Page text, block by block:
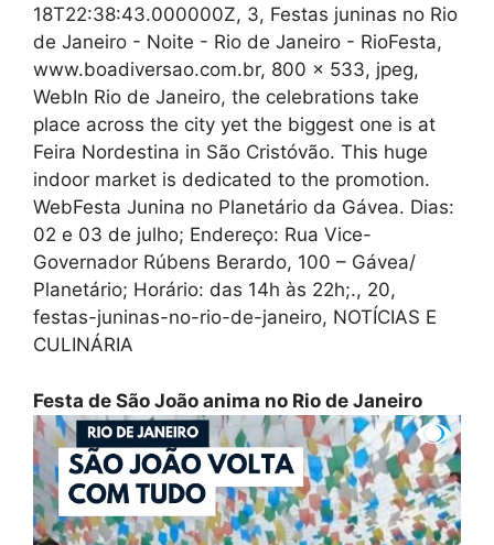
18T22:38:43.000000Z, 3, Festas juninas no Rio
de Janeiro - Noite - Rio de Janeiro - RioFesta,
www.boadiversao.com.br, 800 x 533, jpeg,
WebIn Rio de Janeiro, the celebrations take
place across the city yet the biggest one is at
Feira Nordestina in São Cristóvão. This huge
indoor market is dedicated to the promotion.
WebFesta Junina no Planetário da Gávea. Dias:
02 e 03 de julho; Endereço: Rua Vice-
Governador Rúbens Berardo, 100 – Gávea/
Planetário; Horário: das 14h às 22h;., 20,
festas-juninas-no-rio-de-janeiro, NOTÍCIAS E
CULINÁRIA
Festa de São João anima no Rio de Janeiro